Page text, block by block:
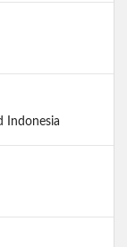
Indonesia